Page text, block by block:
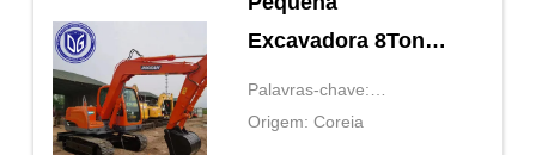
Excavadora 8Ton
Alta Eficiência Boa
Qualidade Em Venda
Palavras-chave:
Excavadora usada
Origem: Coreia